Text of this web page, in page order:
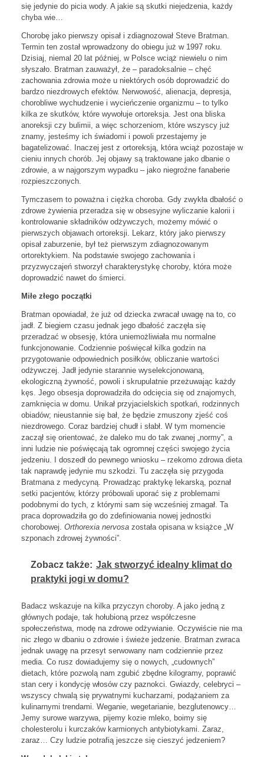
się jedynie do picia wody. A jakie są skutki niejedzenia, każdy
chyba wie…
Chorobę jako pierwszy opisał i zdiagnozował Steve Bratman.
Termin ten został wprowadzony do obiegu już w 1997 roku.
Dzisiaj, niemal 20 lat później, w Polsce wciąż niewielu o nim
słyszało. Bratman zauważył, że – paradoksalnie – chęć
zachowania zdrowia może u niektórych osób doprowadzić do
bardzo niezdrowych efektów. Nerwowość, alienacja, depresja,
chorobliwe wychudzenie i wycieńczenie organizmu – to tylko
kilka ze skutków, które wywołuje ortoreksja. Jest ona bliska
anoreksji czy bulimii, a więc schorzeniom, które wszyscy już
znamy, jesteśmy ich świadomi i powoli przestajemy je
bagatelizować. Inaczej jest z ortoreksją, która wciąż pozostaje w
cieniu innych chorób. Jej objawy są traktowane jako dbanie o
zdrowie, a w najgorszym wypadku – jako niegroźne fanaberie
rozpieszczonych.
Tymczasem to poważna i ciężka choroba. Gdy zwykła dbałość o
zdrowe żywienia przeradza się w obsesyjne wyliczanie kalorii i
kontrolowanie składników odżywczych, możemy mówić o
pierwszych objawach ortoreksji. Lekarz, który jako pierwszy
opisał zaburzenie, był też pierwszym zdiagnozowanym
ortorektykiem. Na podstawie swojego zachowania i
przyzwyczajeń stworzył charakterystykę choroby, która może
doprowadzić nawet do śmierci.
Miłe złego początki
Bratman opowiadał, że już od dziecka zwracał uwagę na to, co
jadł. Z biegiem czasu jednak jego dbałość zaczęła się
przeradzać w obsesję, która uniemożliwiała mu normalne
funkcjonowanie. Codziennie poświęcał kilka godzin na
przygotowanie odpowiednich posiłków, obliczanie wartości
odżywczej. Jadł jedynie starannie wyselekcjonowaną,
ekologiczną żywność, powoli i skrupulatnie przeżuwając każdy
kęs. Jego obsesja doprowadziła do odcięcia się od znajomych,
zamknięcia w domu. Unikał przyjacielskich spotkań, rodzinnych
obiadów; nieustannie się bał, że będzie zmuszony zjeść coś
niezdrowego. Coraz bardziej chudł i słabł. W tym momencie
zaczął się orientować, że daleko mu do tak zwanej „normy”, a
inni ludzie nie poświęcają tak ogromnej części swojego życia
jedzeniu. I doszedł do pewnego wniosku – rzekomo zdrowa dieta
tak naprawdę jedynie mu szkodzi. Tu zaczęła się przygoda
Bratmana z medycyną. Prowadząc praktykę lekarską, poznał
setki pacjentów, którzy próbowali uporać się z problemami
podobnymi do tych, z którymi sam się wcześniej zmagał. Ta
praca doprowadziła go do zdefiniowania nowej jednostki
chorobowej. Orthorexia nervosazostała opisana w książce „W
szponach zdrowej żywności”.
Zobacz także: Jak stworzyć idealny klimat do
praktyki jogi w domu?
Badacz wskazuje na kilka przyczyn choroby. A jako jedną z
głównych podaje, tak hołubioną przez współczesne
społeczeństwa, modę na zdrowe odżywianie. Oczywiście nie ma
nic złego w dbaniu o zdrowie i świeże jedzenie. Bratman zwraca
jednak uwagę na przesyt serwowany nam codziennie przez
media. Co rusz dowiadujemy się o nowych, „cudownych”
dietach, które pozwolą nam zgubić zbędne kilogramy, poprawić
stan cery i kondycję włosów czy paznokci. Gwiazdy, celebryci –
wszyscy chwalą się prywatnymi kucharzami, podążaniem za
kulinarnymi trendami. Weganie, wegetarianie, bezglutenowcy…
Jemy surowe warzywa, pijemy kozie mleko, boimy się
cholesterolu i kurczaków karmionych antybiotykami. Zaraz,
zaraz… Czy ludzie potrafią jeszcze się cieszyć jedzeniem?